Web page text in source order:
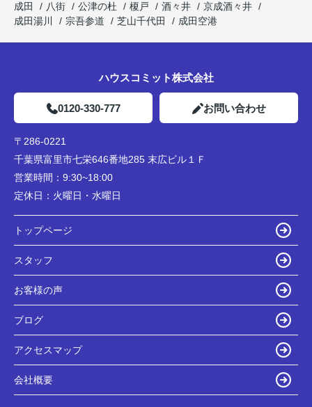
成田
八街 公津の杜 榎戸 酒々井
京成酒々井
成田湯川
宗吾参道 芝山千代田 成田空港
ハウスコミット株式会社
0120-330-777 お問い合わせ
〒286-0221
千葉県富里市七栄646番地285 末広ビル１Ｆ
営業時間： 9:30~18:00
定休日： 火曜日・水曜日
トップページ
スタッフ
お客様の声
ブログ
アクセスマップ
会社概要